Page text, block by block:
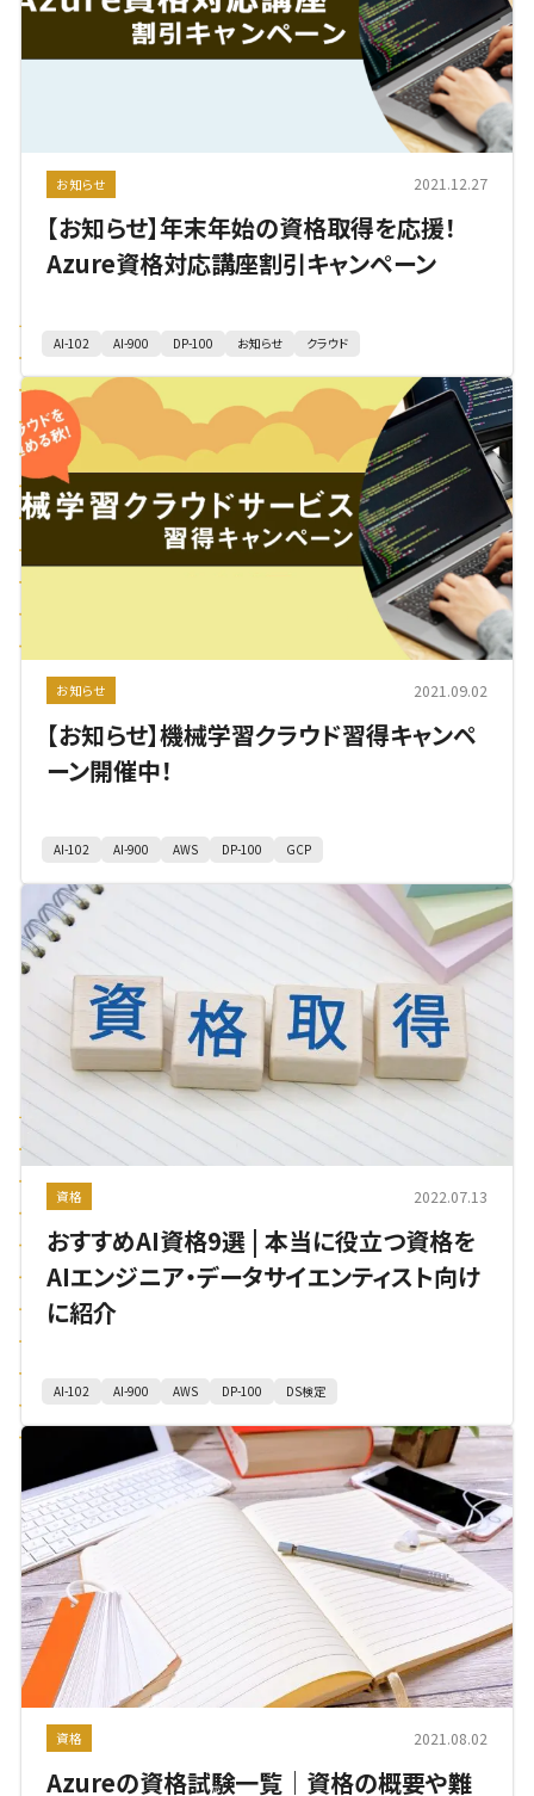
お知らせ 2021.12.27
【お知らせ】年末年始の資格取得を応援！
Azure資格対応講座割引キャンペーン
AI-102 AI-900 DP-100 お知らせ クラウド
お知らせ 2021.09.02
【お知らせ】機械学習クラウド習得キャンペ
ーン開催中！
AI-102 AI-900 AWS DP-100 GCP
資格 2022.07.13
おすすめAI資格9選 | 本当に役立つ資格を
AIエンジニア・データサイエンティスト向け
に紹介
AI-102 AI-900 AWS DP-100 DS検定
資格 2021.08.02
Azureの資格試験一覧｜資格の概要や難